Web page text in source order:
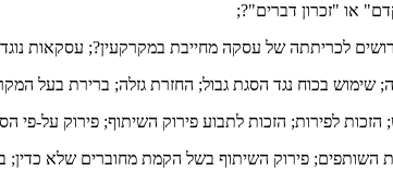
או "זכרון דברים"?;
לכריתתה של עסקה מחייבת במקרקעין?; עסקאות
בכוח נגד הסגת גבול; החזרת גזלה; ברירת בעל
לפירות; הזכות לתבוע פירוק השיתוף; פירוק על-פי
השותפים; פירוק השיתוף בשל הקמת מחוברים שלא